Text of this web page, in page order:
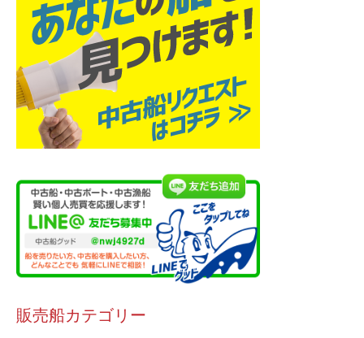
販売船カテゴリー